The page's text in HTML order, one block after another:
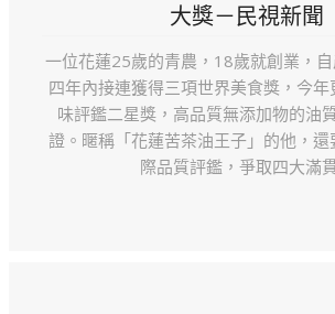
大獎－民視新聞
一位花蓮25歲的青農，18歲就創業，自
四年內接連獲得三項世界美食獎，今
味評鑑二星獎，高品質無添加物的油
證。暱稱「花蓮苦茶油王子」的他，還
際品質評鑑，爭取四大滿